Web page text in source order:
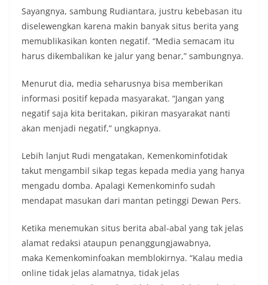
Sayangnya, sambung Rudiantara, justru kebebasan itu
diselewengkan karena makin banyak situs berita yang
memublikasikan konten negatif. “Media semacam itu
harus dikembalikan ke jalur yang benar,” sambungnya.
Menurut dia, media seharusnya bisa memberikan
informasi positif kepada masyarakat. “Jangan yang
negatif saja kita beritakan, pikiran masyarakat nanti
akan menjadi negatif,” ungkapnya.
Lebih lanjut Rudi mengatakan, Kemenkominfotidak
takut mengambil sikap tegas kepada media yang hanya
mengadu domba. Apalagi Kemenkominfo sudah
mendapat masukan dari mantan petinggi Dewan Pers.
Ketika menemukan situs berita abal-abal yang tak jelas
alamat redaksi ataupun penanggungjawabnya,
maka Kemenkominfoakan memblokirnya. “Kalau media
online tidak jelas alamatnya, tidak jelas